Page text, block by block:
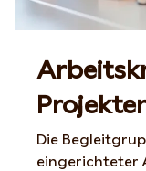
Die
eingerichteter